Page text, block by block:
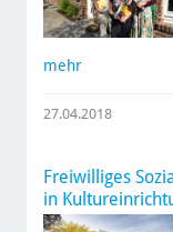
mehr
27.04.2018
Freiwilliges
in